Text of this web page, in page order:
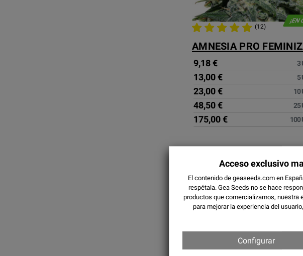
¡EN
(12)
AMNESIA PRO
9,18 € 3
13,00 € 5
23,00 € 10
48,50 € 25
175,00 € 100
Acceso exclusivo
El contenido de geaseeds.com en
respétala. Gea Seeds no se hace
productos que comercializamos, nuestra
para mejorar la experiencia del
Configurar